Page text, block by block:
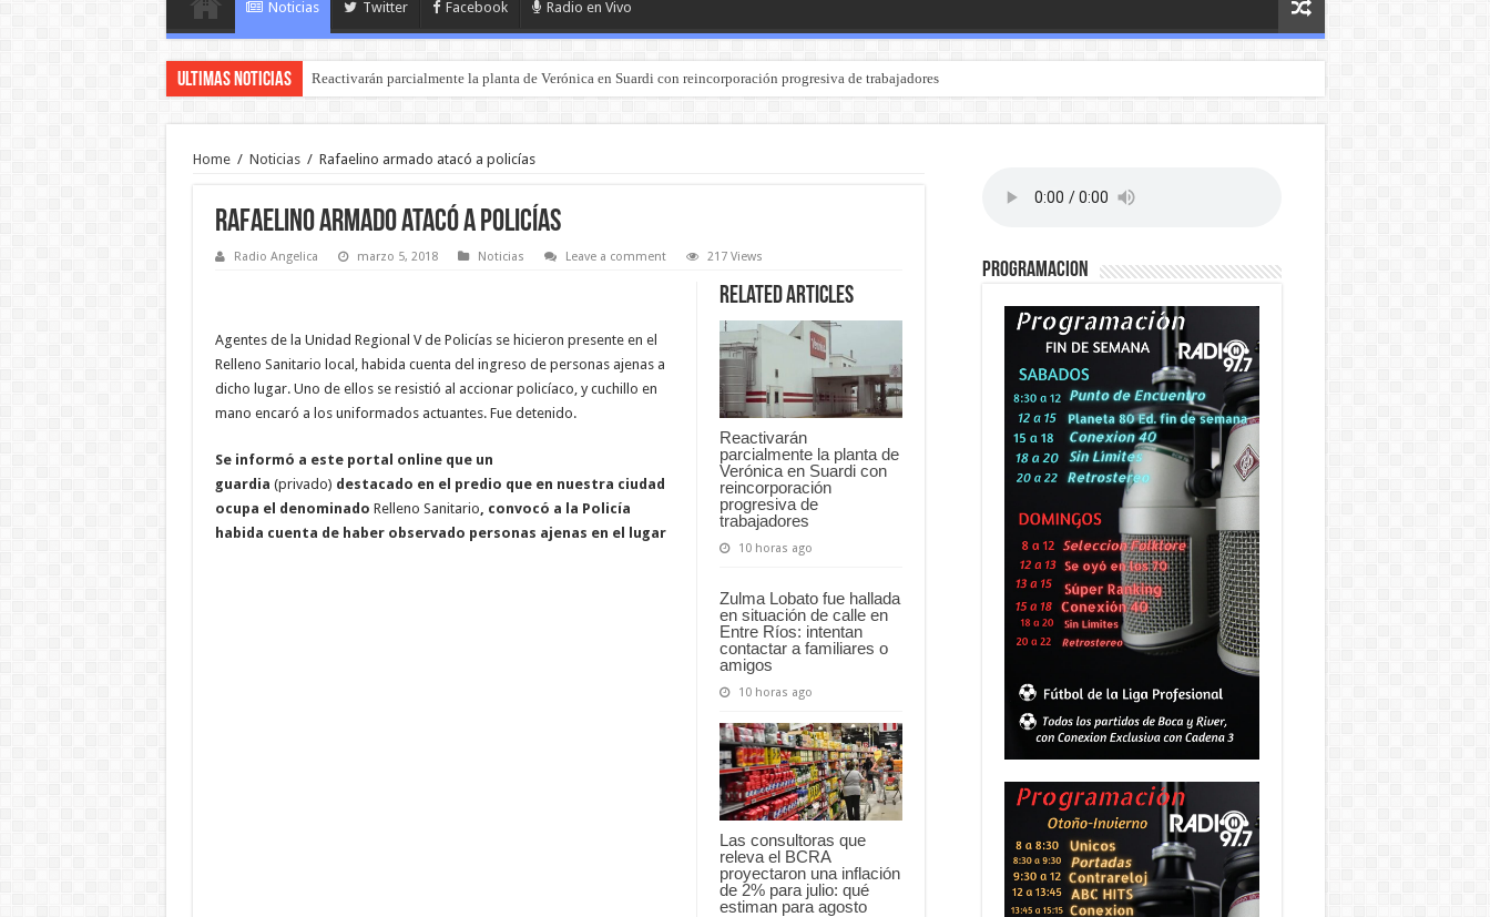
Noticias Twitter Facebook Radio en Vivo
Ultimas Noticias Reactivarán parcialmente la planta de Verónica en Suardi con reincorporación progresiva de trabajadores
Home / Noticias / Rafaelino armado atacó a policías
Rafaelino armado atacó a policías
Radio Angelica marzo 5, 2018 Noticias Leave a comment 217 Views
Related Articles
Reactivarán
parcialmente la planta de
Verónica en Suardi con
reincorporación
progresiva de
trabajadores
10 horas ago
Zulma Lobato fue hallada
en situación de calle en
Entre Ríos: intentan
contactar a familiares o
amigos
10 horas ago
Las consultoras que
releva el BCRA
proyectaron una inflación
de 2% para julio: qué
estiman para agosto
Agentes de la Unidad Regional V de Policías se hicieron presente en el
Relleno Sanitario local, habida cuenta del ingreso de personas ajenas a
dicho lugar. Uno de ellos se resistió al accionar policíaco, y cuchillo en
mano encaró a los uniformados actuantes. Fue detenido.
Se informó a este portal online que un
guardia (privado) destacado en el predio que en nuestra ciudad
ocupa el denominado Relleno Sanitario, convocó a la Policía
habida cuenta de haber observado personas ajenas en el lugar
PROGRAMACION